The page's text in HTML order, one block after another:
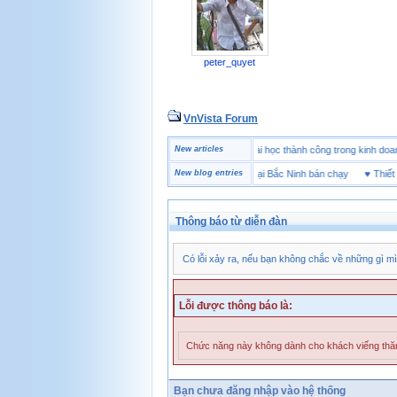
peter_quyet
VnVista Forum
New articles
Một số câu hỏi phỏng vấn “đặc biệt” của Microsoft ♥ 4 bài học thành công trong
New blog entries
Thương hiệu giày bảo hộ tại Bắc Ninh bán chạy♥ Thiết bị
Thông báo từ diễn đàn
Có lỗi xảy ra, nếu bạn không chắc về những gì
Lỗi được thông báo là:
Chức năng này không dành cho khách viếng
Bạn chưa đăng nhập vào hệ thống